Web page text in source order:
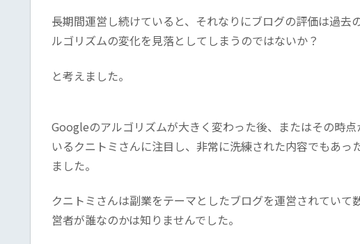
長期間運営し続けていると、それなりにブログの評価は過
ルゴリズムの変化を見落としてしまうのではないか？
と考えました。
Googleのアルゴリズムが大きく変わった後、またはその時
いるクニトミさんに注目し、非常に洗練された内容でもあ
ました。
クニトミさんは副業をテーマとしたブログを運営されてい
営者が誰なのかは知りませんでした。